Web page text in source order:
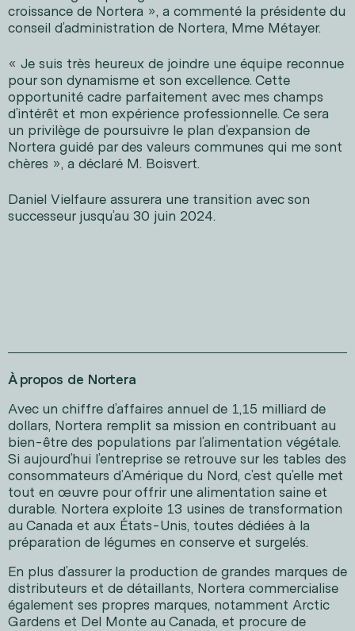
croissance de Nortera », a commenté la présidente du
conseil d’administration de Nortera, Mme Métayer.
« Je suis très heureux de joindre une équipe reconnue
pour son dynamisme et son excellence. Cette
opportunité cadre parfaitement avec mes champs
d’intérêt et mon expérience professionnelle. Ce sera
un privilège de poursuivre le plan d’expansion de
Nortera guidé par des valeurs communes qui me sont
chères », a déclaré M. Boisvert.
Daniel Vielfaure assurera une transition avec son
successeur jusqu’au 30 juin 2024.
À propos de Nortera
Avec un chiffre d’affaires annuel de 1,15 milliard de
dollars, Nortera remplit sa mission en contribuant au
bien-être des populations par l’alimentation végétale.
Si aujourd’hui l’entreprise se retrouve sur les tables des
consommateurs d’Amérique du Nord, c’est qu’elle met
tout en œuvre pour offrir une alimentation saine et
durable. Nortera exploite 13 usines de transformation
au Canada et aux États-Unis, toutes dédiées à la
préparation de légumes en conserve et surgelés.
En plus d’assurer la production de grandes marques de
distributeurs et de détaillants, Nortera commercialise
également ses propres marques, notamment Arctic
Gardens et Del Monte au Canada, et procure de